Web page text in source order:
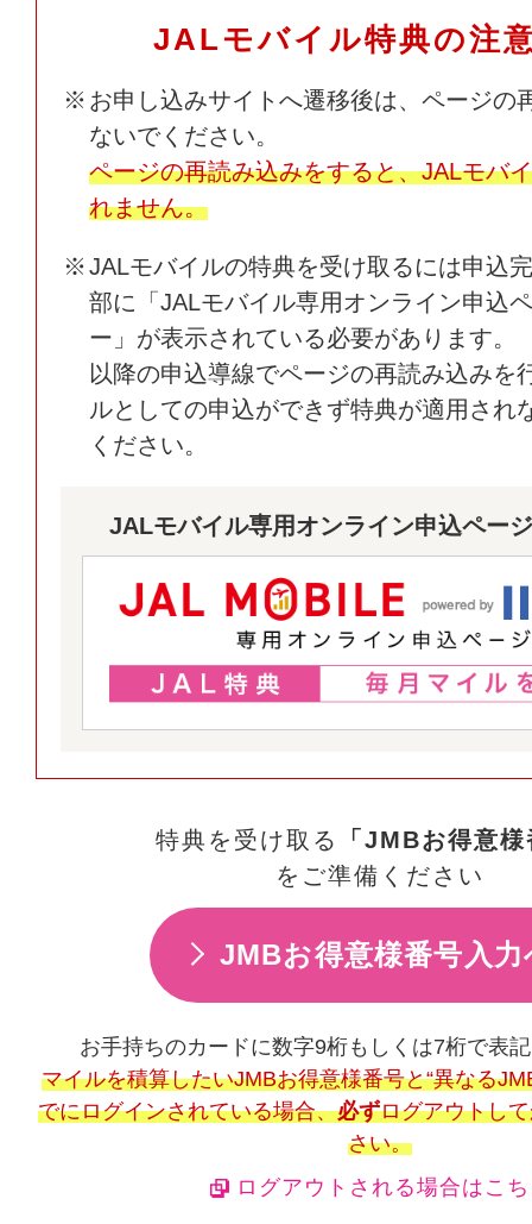
JALモバイル特典の注
お申し込みサイトへ遷移後は、ページの
ないでください。
ページの再読み込みをすると、JALモバ
れません。
JALモバイルの特典を受け取るには申込
部に「JALモバイル専用オンライン申込
ー」が表示されている必要があります。
以降の申込導線でページの再読み込みを
ルとしての申込ができず特典が適用され
ください。
JALモバイル専用オンライン申込ペー
特典を受け取る
「JMBお得意
をご準備ください
JMBお得意様番号入力
お手持ちのカードに数字9桁もしくは7桁で表
マイルを積算したいJMBお得意様番号と“異なる
でにログインされている場合、必ずログアウトし
さい。
ログアウトされる場合はこ